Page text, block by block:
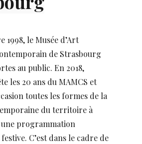
1998, le Musée d’Art
de Strasbourg
au public. En 2018,
les 20 ans du MAMCS et
toutes les formes de la
du territoire à
une programmation
C’est dans le cadre de